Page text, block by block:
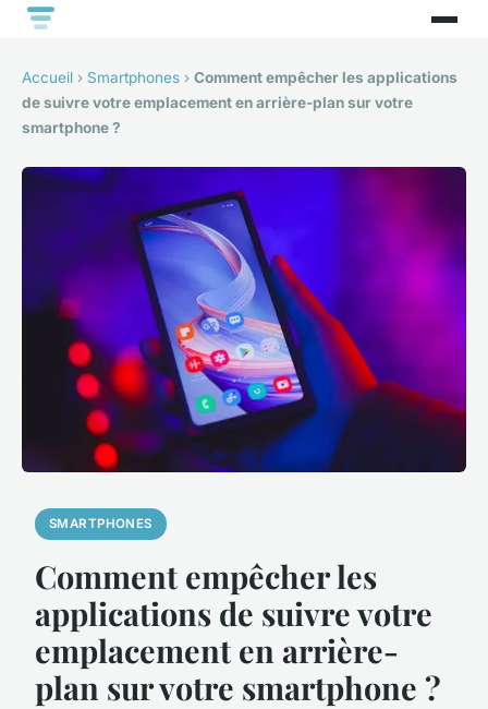
Accueil › Smartphones › Comment empêcher les applications
de suivre votre emplacement en arrière-plan sur votre
smartphone ?
SMARTPHONES
Comment empêcher les
applications de suivre votre
emplacement en arrière-
plan sur votre smartphone ?